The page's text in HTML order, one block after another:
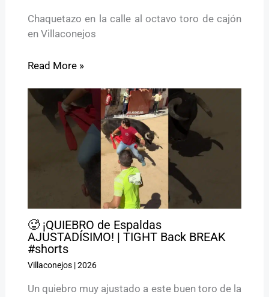
Chaquetazo en la calle al octavo toro de cajón
en Villaconejos
Read More »
🥵 ¡QUIEBRO de Espaldas
AJUSTADÍSIMO! | TIGHT Back BREAK
#shorts
Villaconejos|2026
Un quiebro muy ajustado a este buen toro de la